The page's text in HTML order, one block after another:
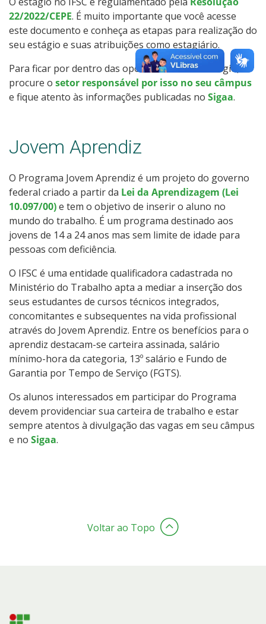
22/2022/CEPE. É muito importante que você acesse
este documento e conheça as etapas para realização do
seu estágio e suas atribuições como estagiário.
Para ficar por dentro das oportunidades de estágio,
procure o setor responsável por isso no seu câmpus
e fique atento às informações publicadas no Sigaa.
Jovem Aprendiz
O Programa Jovem Aprendiz é um projeto do governo
federal criado a partir da Lei da Aprendizagem (Lei
10.097/00)e tem o objetivo de inserir o aluno no
mundo do trabalho. É um programa destinado aos
jovens de 14 a 24 anos mas sem limite de idade para
pessoas com deficiência.
O IFSC é uma entidade qualificadora cadastrada no
Ministério do Trabalho apta a mediar a inserção dos
seus estudantes de cursos técnicos integrados,
concomitantes e subsequentes na vida profissional
através do Jovem Aprendiz. Entre os benefícios para o
aprendiz destacam-se carteira assinada, salário
mínimo-hora da categoria, 13º salário e Fundo de
Garantia por Tempo de Serviço (FGTS).
Os alunos interessados em participar do Programa
devem providenciar sua carteira de trabalho e estar
sempre atentos à divulgação das vagas em seu câmpus
e no Sigaa.
Voltar ao Topo